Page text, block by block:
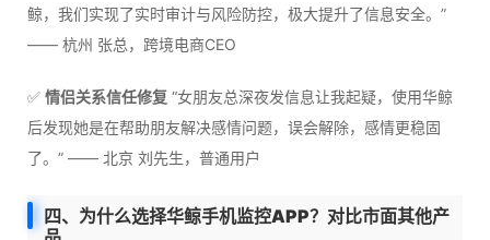
鲸，我们实现了实时审计与风险防控，极大提升了信息安全。”
—— 杭州 张总，跨境电商CEO
✅ 情侣关系信任修复 “女朋友总深夜发信息让我起疑，使用华鲸
后发现她是在帮助朋友解决感情问题，误会解除，感情更稳固
了。” —— 北京 刘先生，普通用户
四、为什么选择华鲸手机监控APP？对比市面其他产